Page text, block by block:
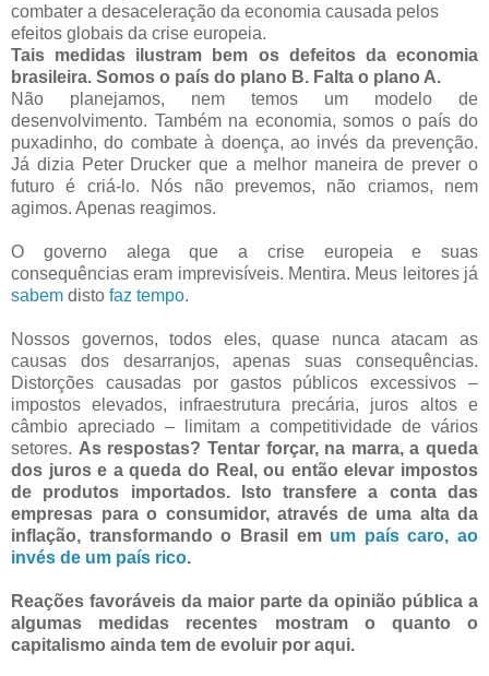
combater a desaceleração da economia causada pelos
efeitos globais da crise europeia.
Tais medidas ilustram bem os defeitos da economia
brasileira. Somos o país do plano B. Falta o plano A.
Não planejamos, nem temos um modelo de
desenvolvimento. Também na economia, somos o país do
puxadinho, do combate à doença, ao invés da prevenção.
Já dizia Peter Drucker que a melhor maneira de prever o
futuro é criá-lo. Nós não prevemos, não criamos, nem
agimos. Apenas reagimos.
O governo alega que a crise europeia e suas
consequências eram imprevisíveis. Mentira. Meus leitores já
sabem disto faz tempo.
Nossos governos, todos eles, quase nunca atacam as
causas dos desarranjos, apenas suas consequências.
Distorções causadas por gastos públicos excessivos –
impostos elevados, infraestrutura precária, juros altos e
câmbio apreciado – limitam a competitividade de vários
setores. As respostas? Tentar forçar, na marra, a queda
dos juros e a queda do Real, ou então elevar impostos
de produtos importados. Isto transfere a conta das
empresas para o consumidor, através de uma alta da
inflação, transformando o Brasil em um país caro, ao
invés de um país rico.
Reações favoráveis da maior parte da opinião pública a
algumas medidas recentes mostram o quanto o
capitalismo ainda tem de evoluir por aqui.